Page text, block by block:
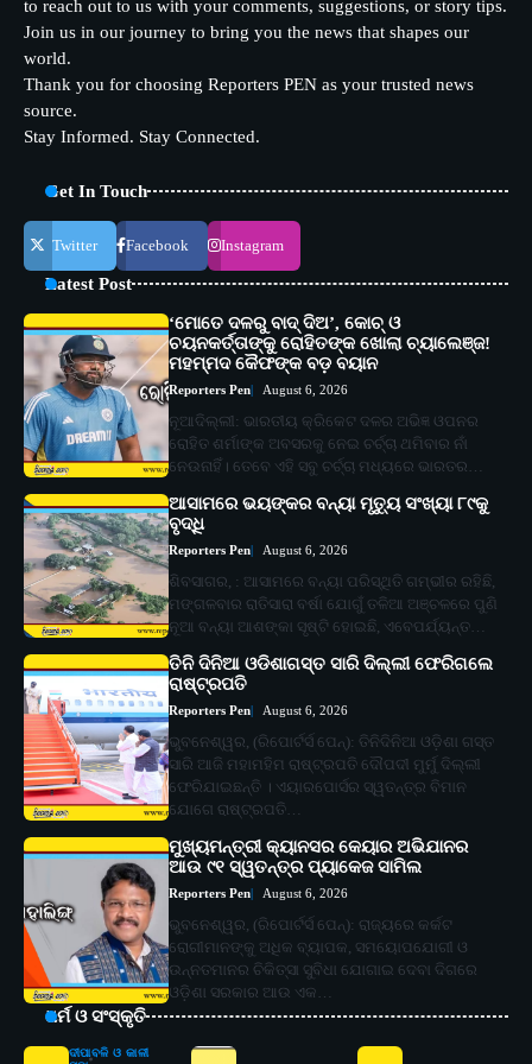
to reach out to us with your comments, suggestions, or story tips.
Join us in our journey to bring you the news that shapes our
world.
Thank you for choosing Reporters PEN as your trusted news
source.
Stay Informed. Stay Connected.
Get In Touch
Twitter Facebook Instagram
Latest Post
‘ମୋତେ ଦଳରୁ ବାଦ୍ ଦିଅ’, କୋଚ୍ ଓ
ଚୟନକର୍ତ୍ତାଙ୍କୁ ରୋହିତଙ୍କ ଖୋଲା ଚ୍ୟାଲେଞ୍ଜ!
ମହମ୍ମଦ କୈଫଙ୍କ ବଡ଼ ବୟାନ
Reporters Pen August 6, 2026
ନୂଆଦିଲ୍ଲୀ: ଭାରତୀୟ କ୍ରିକେଟ ଦଳର ଅଭିଜ୍ଞ ଓପନର
ରୋହିତ ଶର୍ମାଙ୍କ ଅବସରକୁ ନେଇ ଚର୍ଚ୍ଚା ଥମିବାର ନାଁ
ନେଉନାହିଁ। ତେବେ ଏହି ସବୁ ଚର୍ଚ୍ଚା ମଧ୍ୟରେ ଭାରତର…
ଆସାମରେ ଭୟଙ୍କର ବନ୍ୟା ମୃତ୍ୟୁ ସଂଖ୍ୟା ୮୯କୁ
ବୃଦ୍ଧି
Reporters Pen August 6, 2026
ଶିବସାଗର, : ଆସାମରେ ବନ୍ୟା ପରିସ୍ଥିତି ଗମ୍ଭୀର ରହିଛି,
ମଙ୍ଗଳବାର ରାତିସାରା ବର୍ଷା ଯୋଗୁଁ ତଳିଆ ଅଞ୍ଚଳରେ ପୁଣି
ନୂଆ ବନ୍ୟା ଆଶଙ୍କା ସୃଷ୍ଟି ହୋଇଛି, ଏବେପର୍ଯ୍ୟନ୍ତ…
ତିନି ଦିନିଆ ଓଡିଶାଗସ୍ତ ସାରି ଦିଲ୍ଲୀ ଫେରିଗଲେ
ରାଷ୍ଟ୍ରପତି
Reporters Pen August 6, 2026
ଭୁବନେଶ୍ୱର, (ରିପୋର୍ଟର୍ସ ପେନ୍‌): ତିନିଦିନିଆ ଓଡ଼ିଶା ଗସ୍ତ
ସାରି ଆଜି ମହାମହିମ ରାଷ୍ଟ୍ରପତି ଦୌପଦୀ ମୁର୍ମୁ ଦିଲ୍ଲୀ
ଫେରିଯାଇଛନ୍ତି । ଏୟାରପୋର୍ସର ସ୍ୱତନ୍ତ୍ର ବିମାନ
ଯୋଗେ ରାଷ୍ଟ୍ରପତି…
ମୁଖ୍ୟମନ୍ତ୍ରୀ କ୍ୟାନସର କେୟାର ଅଭିଯାନର
ଆଉ ୯୧ ସ୍ୱତନ୍ତ୍ର ପ୍ୟାକେଜ ସାମିଲ
Reporters Pen August 6, 2026
ଭୁବନେଶ୍ୱର, (ରିପୋର୍ଟର୍ସ ପେନ୍‌): ରାଜ୍ୟରେ କର୍କଟ
ରୋଗୀମାନଙ୍କୁ ଅଧିକ ବ୍ୟାପକ, ସମୟୋପଯୋଗୀ ଓ
ଉନ୍ନତମାନର ଚିକିତ୍ସା ସୁବିଧା ଯୋଗାଇ ଦେବା ଦିଗରେ
ଓଡ଼ିଶା ସରକାର ଆଉ ଏକ…
ଧର୍ମ ଓ ସଂସ୍କୃତି
ଦୀପାବଳି ଓ କାଳୀ